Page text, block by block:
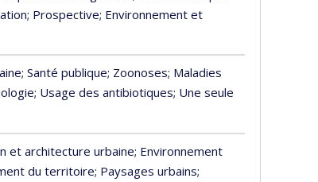
; Prospective; Environnement et
; Santé publique; Zoonoses; Maladies
; Usage des antibiotiques; Une seule
et architecture urbaine; Environnement
du territoire; Paysages urbains;